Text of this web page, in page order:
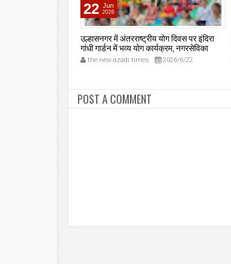
22 Jun
2026
उल्हासनगर में अंतरराष्ट्रीय योग दिवस पर इंदिरा
गांधी गार्डन में भव्य योग कार्यक्रम, नगरसेविका
प्रीति माखीजा और खेल-सांस्कृतिक प्रमुख अजित
गवारी ने किया उद्घाटन; नगरवासी व महापालिका
the new azadi times 2026/6/22
POST A COMMENT